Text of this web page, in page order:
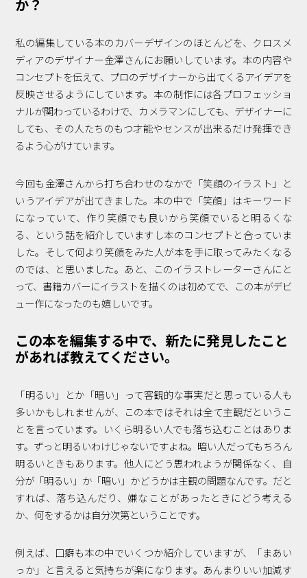
か？
私の編集している本のカバーデザインのほとんどを、クロスメ
ディアのデザイナー金澤さんにお願いしています。本の内容や
コンセプトを伝えて、プロのデザイナーから出てくるアイデアを
反映させるようにしています。本の制作には各プロフェッショ
ナルが関わっているわけで、カメラマンにしても、デザイナーに
しても、その人たちのもつ才能やセンスが出来るだけ発揮でき
るよう心がけています。
今回も金澤さんから打ち合わせのなかで「笑顔のイラスト」と
いうアイデアが出てきました。本の中で「笑顔」はキーワード
になっていて、作り笑顔でも良いから笑顔でいると明るくな
る、という話を紹介していますし本のコンセプトと合っていま
した。そして何より笑顔をみた人が本を手に取ってみたくなる
のでは、と思いました。あと、このイラストレーターさんにと
って、書籍カバーにイラストを描くのは初めてで、この本がデビ
ュー作になったのも嬉しいです。
この本を編集する中で、新たに発見したこと
があれば教えてください。
「明るい」とか「暗い」って客観的な事実だと思っている人も
多いかもしれませんが、この本ではそれは全て主観だというこ
とを言っています。いくら明るい人でも落ち込むことはありま
す。ずっと明るいわけじゃないですよね。暗い人だってもちろん
明るいときもあります。他人にどう思われようが関係なく、自
分が「明るい」か「暗い」かどうかは主観の問題なんです。だと
すれば、落ち込んだり、嫌なことがあったときにどう考える
か、何をするかは自分次第ということです。
例えば、口癖も本の中でいくつか紹介していますが、「まあい
っか」と言えると気持ちが楽になります。あんまりいい加減す